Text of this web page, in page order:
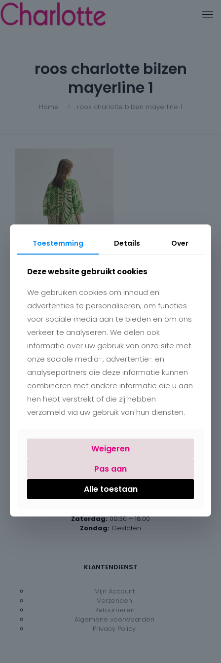
roos charlotte bilzen
mayerline 1
Home roos charlotte bilzen mayerline 1
Contact
Charlotte
Romboutstraat 24
+32 89515466
info@charlottebilzen.be
Maandag: Gesloten
Zaterdag: 09:30 – 18:00
Zondag: Gesloten
KLANTENDIENST
Mijn Account
Verzenden
Retourneren
Algemene voorwaarden
Privacy Policy
Toestemming Details Over
Deze website gebruikt cookies
We gebruiken cookies om inhoud en
advertenties te personaliseren, om functies
voor sociale media aan te bieden en om ons
verkeer te analyseren. We delen ook
informatie over uw gebruik van onze site met
onze sociale media-, advertentie- en
analysepartners die deze informatie kunnen
combineren met andere informatie die u aan
hen hebt verstrekt of die zij hebben
verzameld via uw gebruik van hun diensten.
Weigeren
Pas aan
Alle toestaan